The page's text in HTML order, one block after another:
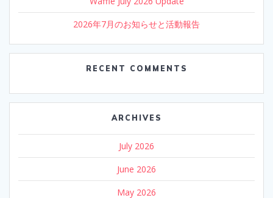
2026年7月のお知らせと活動報告
RECENT COMMENTS
ARCHIVES
July 2026
June 2026
May 2026